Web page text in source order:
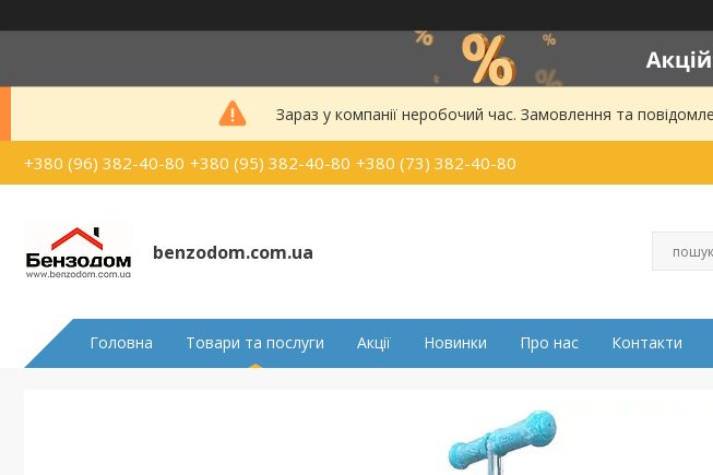
Зараз у компанії неробочий час. Замовлення та
+380 (96) 382-40-80 +380 (95) 382-40-80 +380 (73) 382-40-80
benzodom.com.ua
Головна Товари та послуги Акції Новинки Про нас Контакти